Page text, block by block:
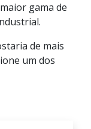
gama de
de mais
um dos